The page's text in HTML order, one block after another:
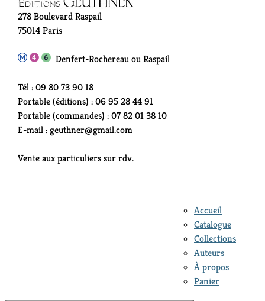
278 Boulevard Raspail
75014 Paris
Denfert-Rochereau ou Raspail
Tél : 09 80 73 90 18
Portable (éditions) : 06 95 28 44 91
Portable (commandes) : 07 82 01 38 10
E-mail : geuthner@gmail.com
Vente aux particuliers sur rdv.
Accueil
Catalogue
Collections
Auteurs
À propos
Panier